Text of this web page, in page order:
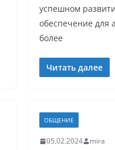
успешном
обеспечение для
более
Читать далее
ОБЩЕНИЕ
05.02.2024 mira